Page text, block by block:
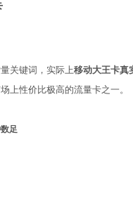
关键词，实际上移动大王卡真
上性价比极高的流量卡之一。
足